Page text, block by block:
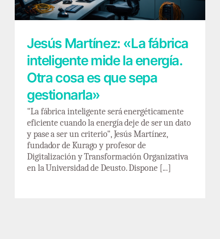
Jesús Martínez: «La fábrica
inteligente mide la energía.
Otra cosa es que sepa
gestionarla»
"La fábrica inteligente será energéticamente
eficiente cuando la energía deje de ser un dato
y pase a ser un criterio", Jesús Martínez,
fundador de Kurago y profesor de
Digitalización y Transformación Organizativa
en la Universidad de Deusto. Dispone [...]